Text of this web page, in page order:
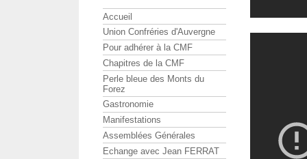
Accueil
Union Confréries d'Auvergne
Pour adhérer à la CMF
Chapitres de la CMF
Perle bleue des Monts du
Forez
Gastronomie
Manifestations
Assemblées Générales
Echange avec Jean FERRAT